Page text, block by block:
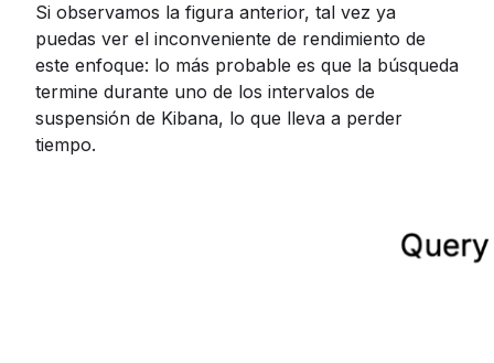
Si observamos la figura anterior, tal vez ya
puedas ver el inconveniente de rendimiento de
este enfoque: lo más probable es que la búsqueda
termine durante uno de los intervalos de
suspensión de Kibana, lo que lleva a perder
tiempo.